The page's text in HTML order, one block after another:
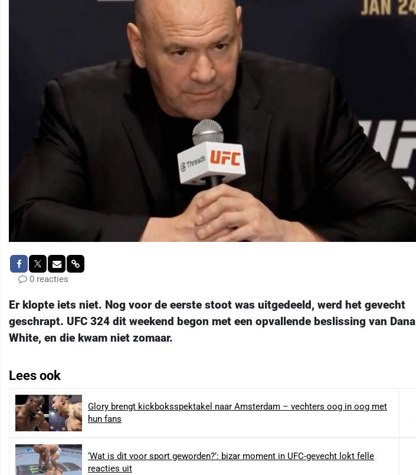
0 reacties
Er klopte iets niet. Nog voor de eerste stoot was uitgedeeld, werd het gevecht
geschrapt. UFC 324 dit weekend begon met een opvallende beslissing van Dana
White, en die kwam niet zomaar.
Lees ook
Glory brengt kickboksspektakel naar Amsterdam – vechters oog in oog met
hun fans
‘Wat is dit voor sport geworden?’: bizar moment in UFC-gevecht lokt felle
reacties uit